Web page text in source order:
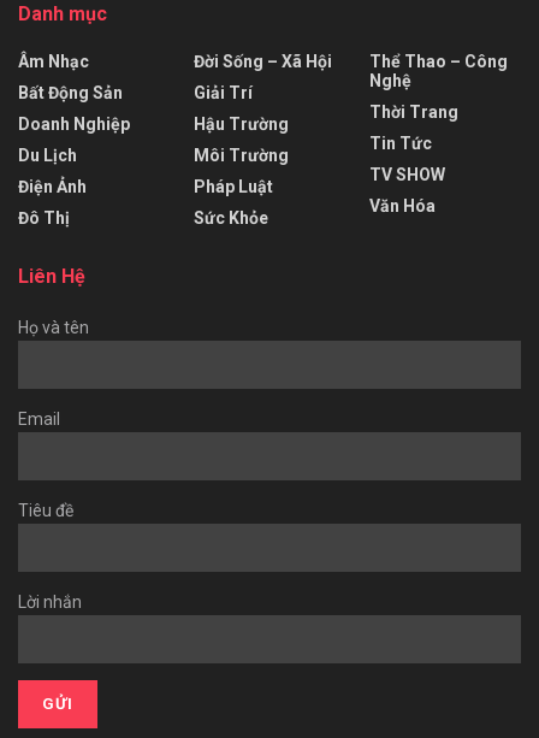
Danh mục
Âm Nhạc
Bất Động Sản
Doanh Nghiệp
Du Lịch
Điện Ảnh
Đô Thị
Đời Sống – Xã Hội
Giải Trí
Hậu Trường
Môi Trường
Pháp Luật
Sức Khỏe
Thể Thao – Công
Nghệ
Thời Trang
Tin Tức
TV SHOW
Văn Hóa
Liên Hệ
Họ và tên
Email
Tiêu đề
Lời nhắn